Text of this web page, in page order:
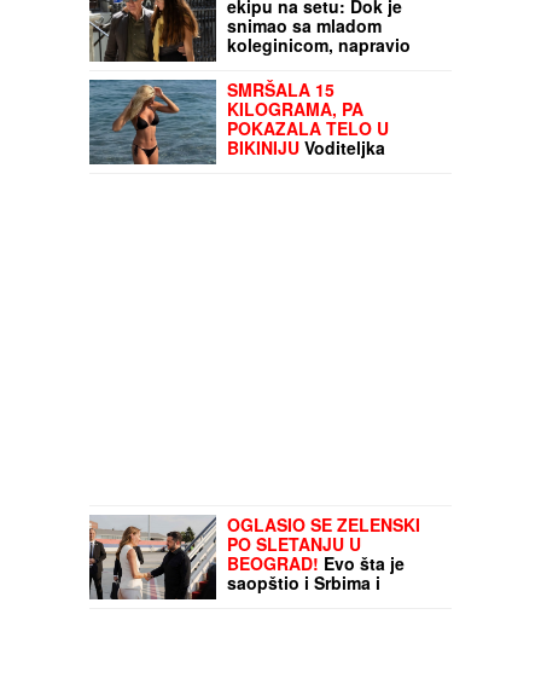
ekipu na setu: Dok je
snimao sa mladom
koleginicom, napravio
nasmejao (VIDEO)
SMRŠALA 15
KILOGRAMA, PA
POKAZALA TELO U
BIKINIJU Voditeljka
OGLASIO SE ZELENSKI
PO SLETANJU U
BEOGRAD! Evo šta je
saopštio i Srbima i